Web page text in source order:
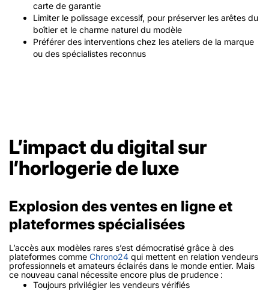
carte de garantie
Limiter le polissage excessif, pour préserver les arêtes du
boîtier et le charme naturel du modèle
Préférer des interventions chez les ateliers de la marque
ou des spécialistes reconnus
L’impact du digital sur
l’horlogerie de luxe
Explosion des ventes en ligne et
plateformes spécialisées
L’accès aux modèles rares s’est démocratisé grâce à des
plateformes comme Chrono24 qui mettent en relation vendeurs
professionnels et amateurs éclairés dans le monde entier. Mais
ce nouveau canal nécessite encore plus de prudence :
Toujours privilégier les vendeurs vérifiés